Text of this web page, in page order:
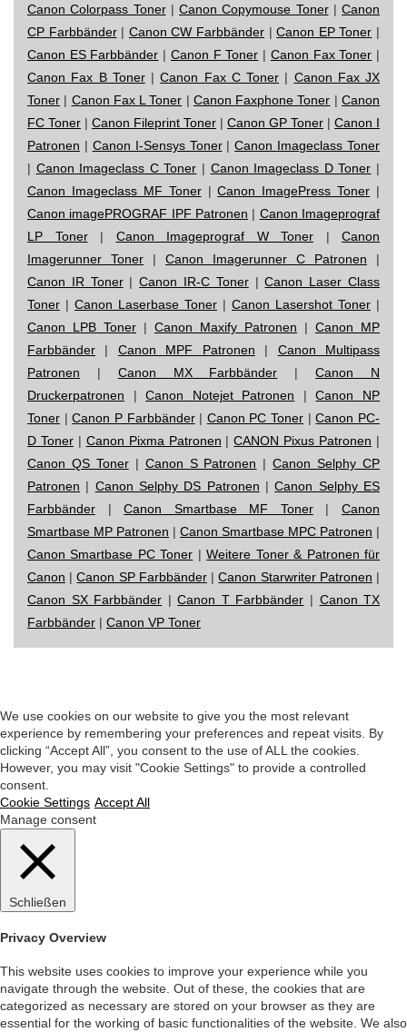
Canon Colorpass Toner| Canon Copymouse Toner| Canon
CP Farbbänder| Canon CW Farbbänder |Canon EP Toner |
Canon ES Farbbänder | Canon F Toner | Canon Fax Toner |
Canon Fax B Toner|Canon Fax C Toner | Canon Fax JX
Toner | Canon Fax L Toner | Canon Faxphone Toner |Canon
FC Toner | Canon Fileprint Toner | Canon GP Toner | Canon I
Patronen | Canon I-Sensys Toner|Canon Imageclass Toner
| Canon Imageclass C Toner | Canon Imageclass D Toner |
Canon Imageclass MF Toner|Canon ImagePress Toner |
Canon imagePROGRAF IPF Patronen | Canon Imageprograf
LP Toner| Canon Imageprograf W Toner | Canon
Imagerunner Toner | Canon Imagerunner C Patronen |
Canon IR Toner|Canon IR-C Toner|Canon Laser Class
Toner | Canon Laserbase Toner | Canon Lasershot Toner |
Canon LPB Toner | Canon Maxify Patronen | Canon MP
Farbbänder | Canon MPF Patronen | Canon Multipass
Patronen | Canon MX Farbbänder |Canon N
Druckerpatronen |Canon Notejet Patronen |Canon NP
Toner |Canon P Farbbänder| Canon PC Toner |Canon PC-
D Toner| Canon Pixma Patronen |CANON Pixus Patronen |
Canon QS Toner| Canon S Patronen |Canon Selphy CP
Patronen | Canon Selphy DS Patronen |Canon Selphy ES
Farbbänder |Canon Smartbase MF Toner|Canon
Smartbase MP Patronen | Canon Smartbase MPC Patronen |
Canon Smartbase PC Toner |Weitere Toner & Patronen für
Canon |Canon SP Farbbänder|Canon Starwriter Patronen |
Canon SX Farbbänder |Canon T Farbbänder | Canon TX
Farbbänder | Canon VP Toner
We use cookies on our website to give you the most relevant
experience by remembering your preferences and repeat visits. By
clicking “Accept All”, you consent to the use of ALL the cookies.
However, you may visit "Cookie Settings" to provide a controlled
consent.
Cookie Settings Accept All
Manage consent
Schließen
Privacy Overview
This website uses cookies to improve your experience while you
navigate through the website. Out of these, the cookies that are
categorized as necessary are stored on your browser as they are
essential for the working of basic functionalities of the website. We also